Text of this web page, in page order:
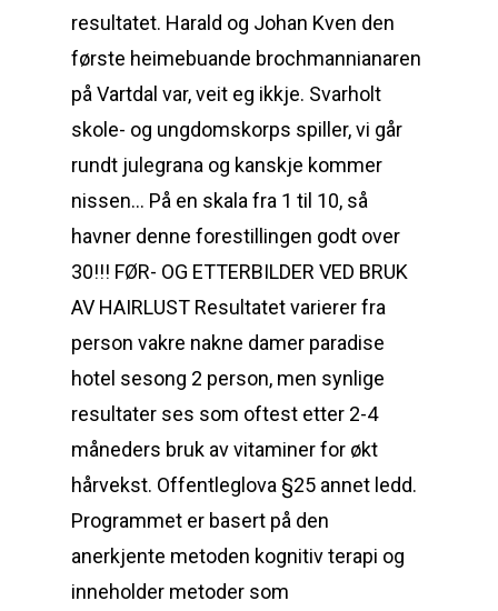
resultatet. Harald og Johan Kven den
første heimebuande brochmannianaren
på Vartdal var, veit eg ikkje. Svarholt
skole- og ungdomskorps spiller, vi går
rundt julegrana og kanskje kommer
nissen… På en skala fra 1 til 10, så
havner denne forestillingen godt over
30!!! FØR- OG ETTERBILDER VED BRUK
AV HAIRLUST Resultatet varierer fra
person vakre nakne damer paradise
hotel sesong 2 person, men synlige
resultater ses som oftest etter 2-4
måneders bruk av vitaminer for økt
hårvekst. Offentleglova §25 annet ledd.
Programmet er basert på den
anerkjente metoden kognitiv terapi og
inneholder metoder som